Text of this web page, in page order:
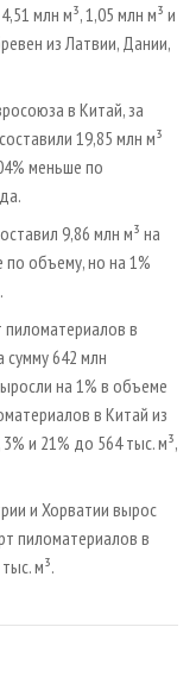
млн м³, 1,05 млн м³ и
из Латвии, Дании,
в Китай, за
19,85 млн м³
меньше по
9,86 млн м³ на
объему, но на 1%
в
сумму 642 млн
на 1% в объеме
в Китай из
и 21% до 564 тыс. м³,
и Хорватии вырос
пиломатериалов в
м³.